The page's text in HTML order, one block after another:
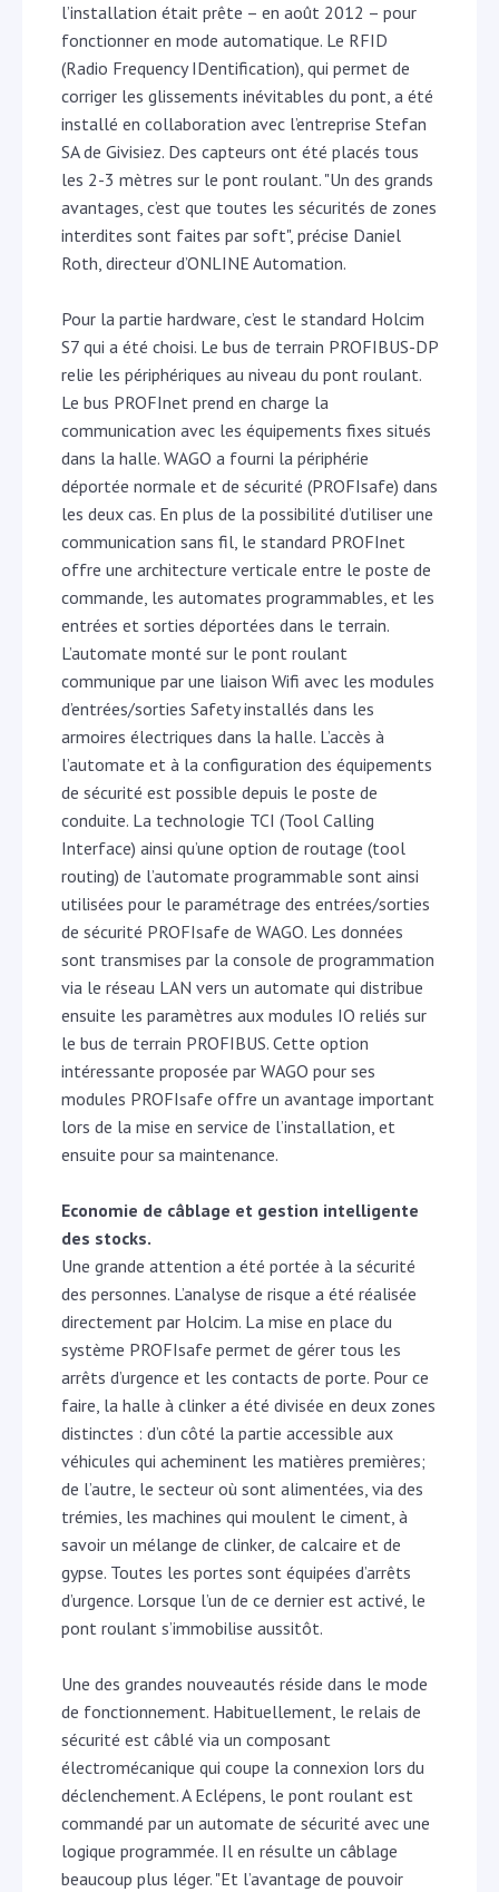
l’installation était prête – en août 2012 – pour
fonctionner en mode automatique. Le RFID
(Radio Frequency IDentification), qui permet de
corriger les glissements inévitables du pont, a été
installé en collaboration avec l’entreprise Stefan
SA de Givisiez. Des capteurs ont été placés tous
les 2-3 mètres sur le pont roulant. "Un des grands
avantages, c’est que toutes les sécurités de zones
interdites sont faites par soft", précise Daniel
Roth, directeur d’ONLINE Automation.
Pour la partie hardware, c’est le standard Holcim
S7 qui a été choisi. Le bus de terrain PROFIBUS-DP
relie les périphériques au niveau du pont roulant.
Le bus PROFInet prend en charge la
communication avec les équipements fixes situés
dans la halle. WAGO a fourni la périphérie
déportée normale et de sécurité (PROFIsafe) dans
les deux cas. En plus de la possibilité d’utiliser une
communication sans fil, le standard PROFInet
offre une architecture verticale entre le poste de
commande, les automates programmables, et les
entrées et sorties déportées dans le terrain.
L’automate monté sur le pont roulant
communique par une liaison Wifi avec les modules
d’entrées/sorties Safety installés dans les
armoires électriques dans la halle. L’accès à
l’automate et à la configuration des équipements
de sécurité est possible depuis le poste de
conduite. La technologie TCI (Tool Calling
Interface) ainsi qu’une option de routage (tool
routing) de l’automate programmable sont ainsi
utilisées pour le paramétrage des entrées/sorties
de sécurité PROFIsafe de WAGO. Les données
sont transmises par la console de programmation
via le réseau LAN vers un automate qui distribue
ensuite les paramètres aux modules IO reliés sur
le bus de terrain PROFIBUS. Cette option
intéressante proposée par WAGO pour ses
modules PROFIsafe offre un avantage important
lors de la mise en service de l’installation, et
ensuite pour sa maintenance.
Economie de câblage et gestion intelligente
des stocks.
Une grande attention a été portée à la sécurité
des personnes. L’analyse de risque a été réalisée
directement par Holcim. La mise en place du
système PROFIsafe permet de gérer tous les
arrêts d’urgence et les contacts de porte. Pour ce
faire, la halle à clinker a été divisée en deux zones
distinctes : d’un côté la partie accessible aux
véhicules qui acheminent les matières premières;
de l’autre, le secteur où sont alimentées, via des
trémies, les machines qui moulent le ciment, à
savoir un mélange de clinker, de calcaire et de
gypse. Toutes les portes sont équipées d’arrêts
d’urgence. Lorsque l’un de ce dernier est activé, le
pont roulant s’immobilise aussitôt.
Une des grandes nouveautés réside dans le mode
de fonctionnement. Habituellement, le relais de
sécurité est câblé via un composant
électromécanique qui coupe la connexion lors du
déclenchement. A Eclépens, le pont roulant est
commandé par un automate de sécurité avec une
logique programmée. Il en résulte un câblage
beaucoup plus léger. "Et l’avantage de pouvoir